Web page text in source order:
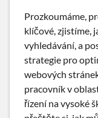
Prozkoumáme,
klíčové, zjistíme,
vyhledávání, a
strategie pro
webových
pracovník v
řízení na vysoké